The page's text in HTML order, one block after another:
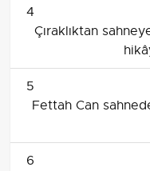
4
Çıraklıktan
5
Fettah Can
6